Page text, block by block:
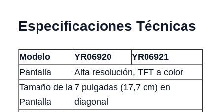
Especificaciones Técnicas
Modelo YR06920
YR06921
Pantalla
Alta resolución, TFT a color
Tamaño de la
Pantalla
7 pulgadas (17,7 cm) en
diagonal